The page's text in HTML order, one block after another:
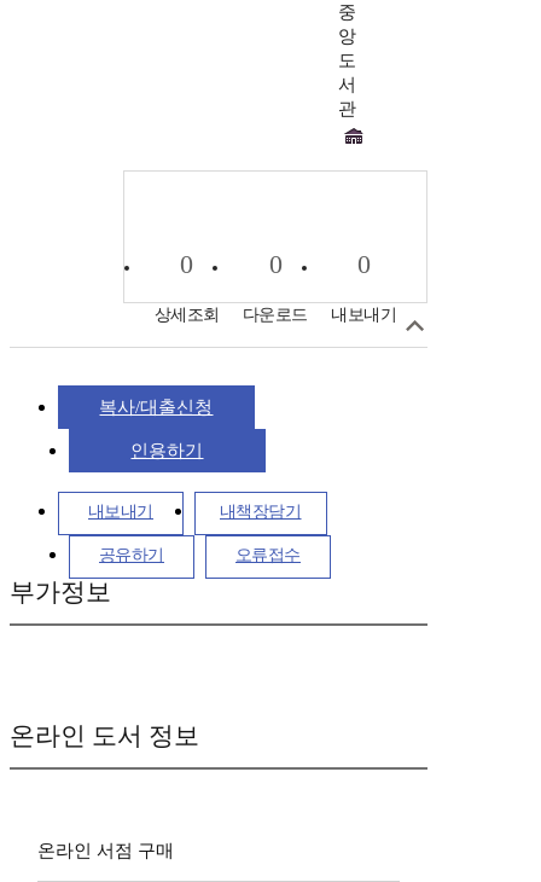
중
앙
도
서
관
0
상세조회
0
다운로드
0
내보내기
복사/대출신청
인용하기
내보내기 내책장담기
공유하기 오류접수
부가정보
온라인 도서 정보
온라인 서점 구매